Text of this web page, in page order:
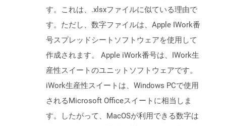
す。これは、.xlsxファイルに似ている理由で
す。ただし、数字ファイルは、Apple IWork番
号スプレッドシートソフトウェアを使用して
作成されます。 Apple iWork番号は、IWork生
産性スイートのユニットソフトウェアです。
iWork生産性スイートは、Windows PCで使用
されるMicrosoft Officeスイートに相当しま
す。したがって、MacOSが利用できる数字は